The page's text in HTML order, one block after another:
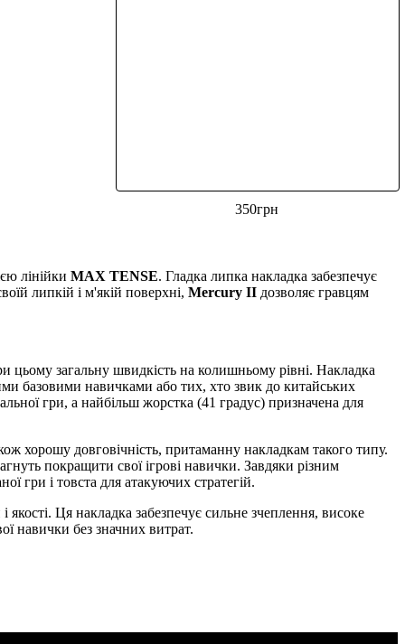
350грн
лінійки MAX TENSE. Гладка липка накладка забезпечує
липкій і м'якій поверхні, Mercury II дозволяє гравцям
цьому загальну швидкість на колишньому рівні. Накладка
базовими навичками або тих, хто звик до китайських
гри, а найбільш жорстка (41 градус) призначена для
хорошу довговічність, притаманну накладкам такого типу.
покращити свої ігрові навички. Завдяки різним
гри і товста для атакуючих стратегій.
Ця накладка забезпечує сильне зчеплення, високе
навички без значних витрат.